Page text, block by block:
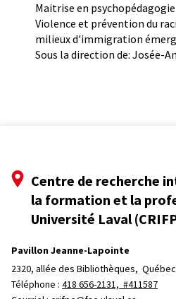
Maitrise en psychopédagogie
Violence et prévention du
milieux d'immigration
Sous la direction de: Josée-
Centre de recherche
la formation et la
Université Laval
Pavillon Jeanne-Lapointe
2320, allée des Bibliothèques, Québec
Téléphone : 418 656-2131, #411587